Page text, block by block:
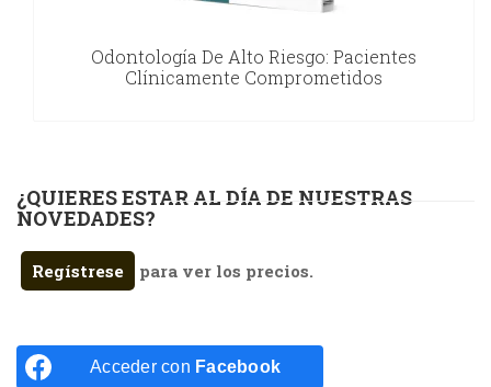
Odontología De Alto Riesgo: Pacientes
Clínicamente Comprometidos
¿QUIERES ESTAR AL DÍA DE NUESTRAS
NOVEDADES?
Regístrese para ver los precios.
Acceder con Facebook